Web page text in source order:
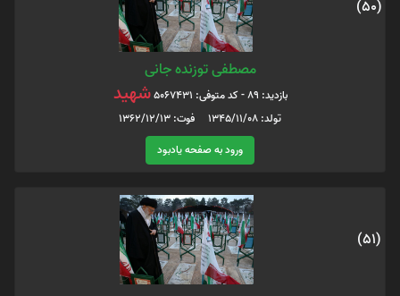
(50)
مصطفی توزنده جانی
بازدید: 89 - کد متوفی: 5067431 شهید
تولد: 1345/11/08 فوت: 1362/12/13
ورود به صفحه یادبود
(51)